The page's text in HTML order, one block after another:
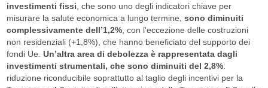
investimenti fissi , che sono uno degli indicatori chiave per
misurare la salute economica a lungo termine, sono diminuiti
complessivamente dell’1,2%, con l'eccezione delle costruzioni
non residenziali (+1,8%), che hanno beneficiato del supporto dei
fondi Ue. Un’altra area di debolezza è rappresentata dagli
investimenti strumentali, che sono diminuiti del 2,8%:
riduzione riconducibile soprattutto al taglio degli incentivi per la